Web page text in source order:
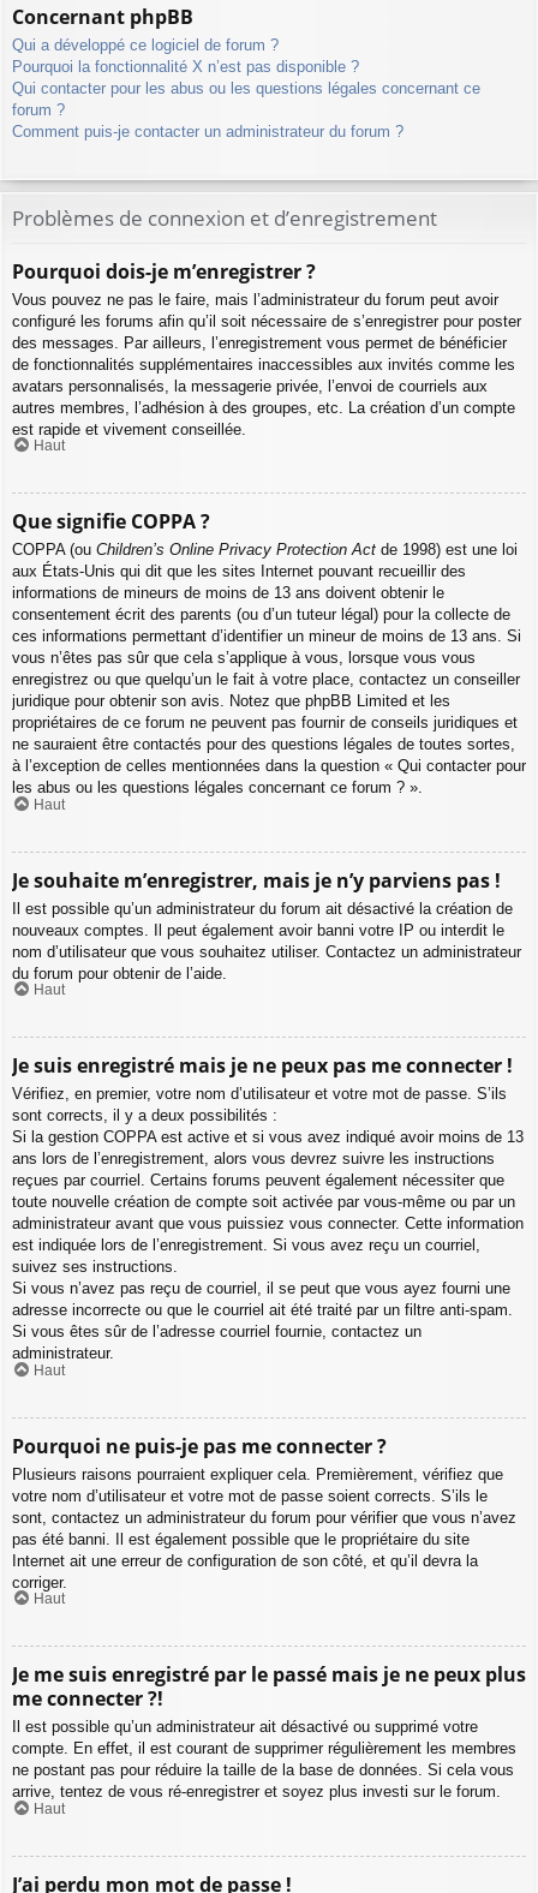
Concernant phpBB
Qui a développé ce logiciel de forum ?
Pourquoi la fonctionnalité X n’est pas disponible ?
Qui contacter pour les abus ou les questions légales concernant ce
forum ?
Comment puis-je contacter un administrateur du forum ?
Problèmes de connexion et d’enregistrement
Pourquoi dois-je m’enregistrer ?
Vous pouvez ne pas le faire, mais l’administrateur du forum peut avoir
configuré les forums afin qu’il soit nécessaire de s’enregistrer pour poster
des messages. Par ailleurs, l’enregistrement vous permet de bénéficier
de fonctionnalités supplémentaires inaccessibles aux invités comme les
avatars personnalisés, la messagerie privée, l’envoi de courriels aux
autres membres, l’adhésion à des groupes, etc. La création d’un compte
est rapide et vivement conseillée.
Haut
Que signifie COPPA ?
COPPA (ou Children’s Online Privacy Protection Act de 1998) est une loi
aux États-Unis qui dit que les sites Internet pouvant recueillir des
informations de mineurs de moins de 13 ans doivent obtenir le
consentement écrit des parents (ou d’un tuteur légal) pour la collecte de
ces informations permettant d’identifier un mineur de moins de 13 ans. Si
vous n’êtes pas sûr que cela s’applique à vous, lorsque vous vous
enregistrez ou que quelqu’un le fait à votre place, contactez un conseiller
juridique pour obtenir son avis. Notez que phpBB Limited et les
propriétaires de ce forum ne peuvent pas fournir de conseils juridiques et
ne sauraient être contactés pour des questions légales de toutes sortes,
à l’exception de celles mentionnées dans la question « Qui contacter pour
les abus ou les questions légales concernant ce forum ? ».
Haut
Je souhaite m’enregistrer, mais je n’y parviens pas !
Il est possible qu’un administrateur du forum ait désactivé la création de
nouveaux comptes. Il peut également avoir banni votre IP ou interdit le
nom d’utilisateur que vous souhaitez utiliser. Contactez un administrateur
du forum pour obtenir de l’aide.
Haut
Je suis enregistré mais je ne peux pas me connecter !
Vérifiez, en premier, votre nom d’utilisateur et votre mot de passe. S’ils
sont corrects, il y a deux possibilités :
Si la gestion COPPA est active et si vous avez indiqué avoir moins de 13
ans lors de l’enregistrement, alors vous devrez suivre les instructions
reçues par courriel. Certains forums peuvent également nécessiter que
toute nouvelle création de compte soit activée par vous-même ou par un
administrateur avant que vous puissiez vous connecter. Cette information
est indiquée lors de l’enregistrement. Si vous avez reçu un courriel,
suivez ses instructions.
Si vous n’avez pas reçu de courriel, il se peut que vous ayez fourni une
adresse incorrecte ou que le courriel ait été traité par un filtre anti-spam.
Si vous êtes sûr de l’adresse courriel fournie, contactez un
administrateur.
Haut
Pourquoi ne puis-je pas me connecter ?
Plusieurs raisons pourraient expliquer cela. Premièrement, vérifiez que
votre nom d’utilisateur et votre mot de passe soient corrects. S’ils le
sont, contactez un administrateur du forum pour vérifier que vous n’avez
pas été banni. Il est également possible que le propriétaire du site
Internet ait une erreur de configuration de son côté, et qu’il devra la
corriger.
Haut
Je me suis enregistré par le passé mais je ne peux plus
me connecter ?!
Il est possible qu’un administrateur ait désactivé ou supprimé votre
compte. En effet, il est courant de supprimer régulièrement les membres
ne postant pas pour réduire la taille de la base de données. Si cela vous
arrive, tentez de vous ré-enregistrer et soyez plus investi sur le forum.
Haut
J’ai perdu mon mot de passe !